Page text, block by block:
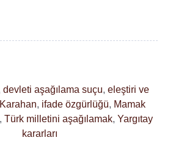
devleti aşağılama suçu, eleştiri ve
, ifade özgürlüğü, Mamak
, Türk milletini aşağılamak, Yargıtay
kararları